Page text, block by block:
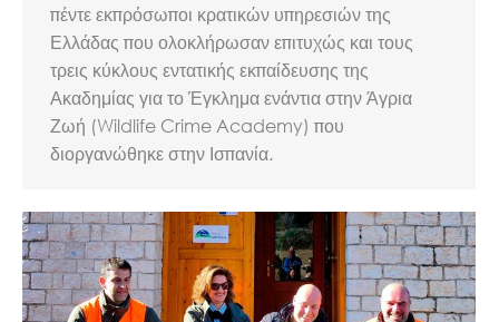
πέντε εκπρόσωποι κρατικών υπηρεσιών της
Ελλάδας που ολοκλήρωσαν επιτυχώς και τους
τρεις κύκλους εντατικής εκπαίδευσης της
Ακαδημίας για το Έγκλημα ενάντια στην Άγρια
Ζωή (Wildlife Crime Academy) που
διοργανώθηκε στην Ισπανία.